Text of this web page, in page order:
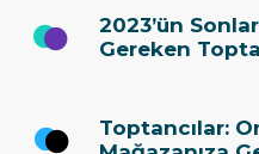
2023’ün
Gereken
Toptancılar: